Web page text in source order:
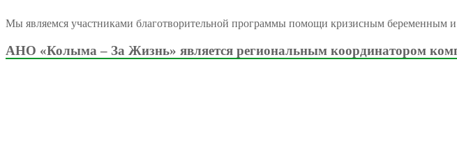
Мы являемся участниками благотворительной программы помощи кризисным беременным
АНО «Колыма – За Жизнь» является региональным координатором